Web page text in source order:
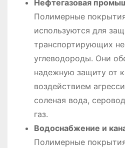
Нефтегазовая
Полимерные
используются для
транспортирующих
углеводороды. Они
надежную защиту от
воздействием
соленая вода,
газ.
Водоснабжение и
Полимерные